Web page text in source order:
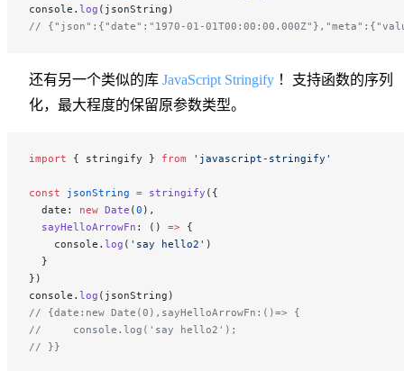
console. log (jsonString)
// {"json":{"date":"1970-01-
还有另一个类似的库 JavaScript Stringify ！支持函数的序列
化，最大程度的保留原参数类型。
import { stringify } from 'javascript-stringify'
const jsonString = stringify ({
  date:
new Date (0 ),
  sayHelloArrowFn
: () => {
    console.
log ( 'say hello2' )
  }
})
console. log (jsonString)
// {date:new Date(0),sayHelloArrowFn:()=> {
//     console.log('say hello2');
// }}